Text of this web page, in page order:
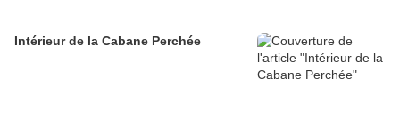
Intérieur de la Cabane Perchée